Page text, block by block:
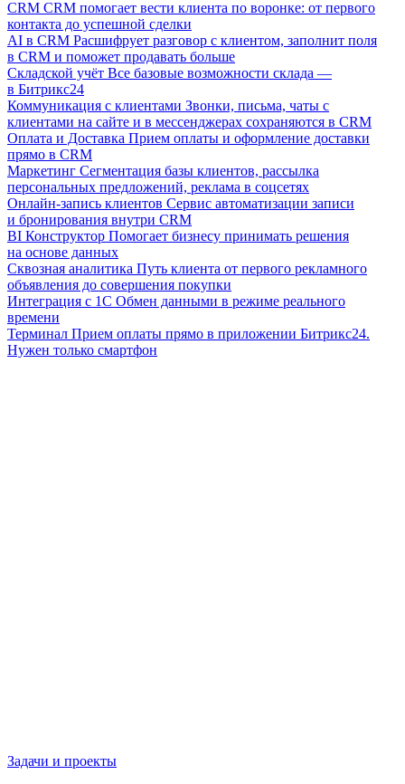
CRM CRM помогает вести клиента по воронке: от первого
контакта до успешной сделки
AI в CRM Расшифрует разговор с клиентом, заполнит поля
в CRM и поможет продавать больше
Складской учёт Все базовые возможности склада —
в Битрикс24
Коммуникация с клиентами Звонки, письма, чаты с
клиентами на сайте и в мессенджерах сохраняются в CRM
Оплата и Доставка Прием оплаты и оформление доставки
прямо в CRM
Маркетинг Сегментация базы клиентов, рассылка
персональных предложений, реклама в соцсетях
Онлайн-запись клиентов Сервис автоматизации записи
и бронирования внутри CRM
BI Конструктор Помогает бизнесу принимать решения
на основе данных
Сквозная аналитика Путь клиента от первого рекламного
объявления до совершения покупки
Интеграция с 1С Обмен данными в режиме реального
времени
Терминал Прием оплаты прямо в приложении Битрикс24.
Нужен только смартфон
Задачи и проекты